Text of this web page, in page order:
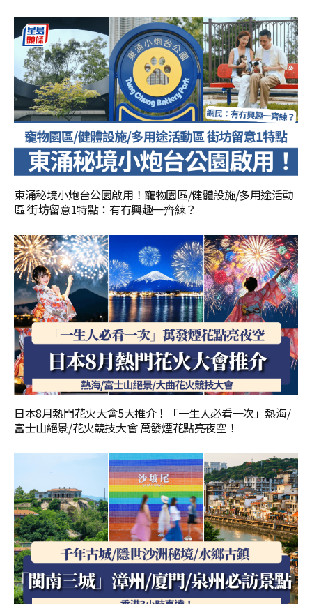
東涌秘境小炮台公園啟用！寵物園區/健體設施/多用途活動
區 街坊留意1特點：有冇興趣一齊練？
日本8月熱門花火大會5大推介！「一生人必看一次」熱海/
富士山絕景/花火競技大會 萬發煙花點亮夜空！